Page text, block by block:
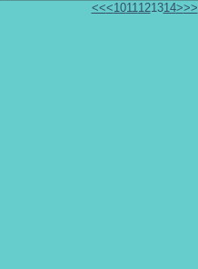
<<<1011121314>>>